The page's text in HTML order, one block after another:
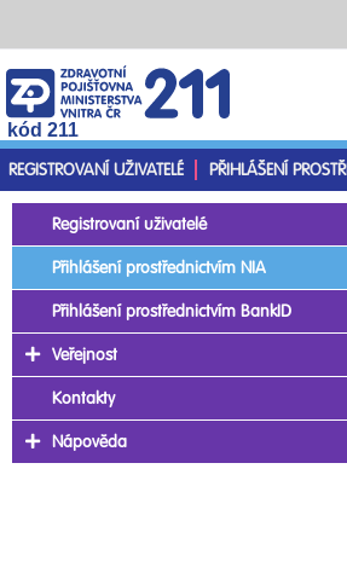
kód 211
REGISTROVANÍ UŽIVATELÉ
PŘIHLÁŠENÍ
Registrovaní uživatelé
Přihlášení prostřednictvím NIA
Přihlášení prostřednictvím BankID
Veřejnost
Kontakty
Nápověda